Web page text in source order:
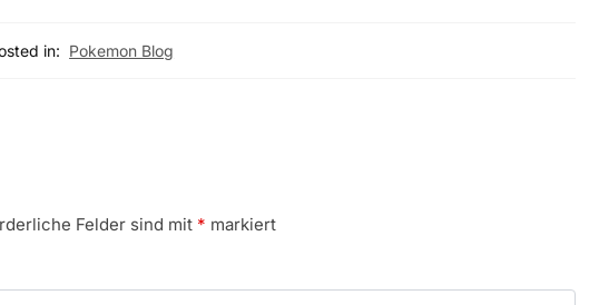
in: Pokemon Blog
Felder sind mit * markiert